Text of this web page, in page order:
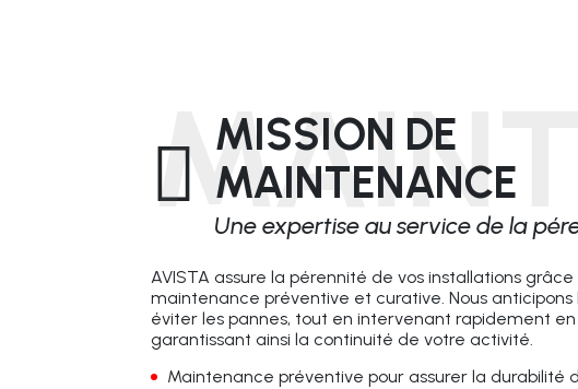
MISSION DE
MAINTENANCE
Une expertise au service de la
AVISTA assure la pérennité de vos installations
maintenance préventive et curative. Nous anticipons
éviter les pannes, tout en intervenant rapidement
garantissant ainsi la continuité de votre activité.
Maintenance préventive pour assurer la durabilité